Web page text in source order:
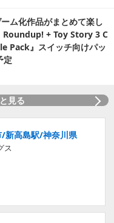
ム化作品がまとめて楽し
+ Toy Story 3 C
』スイッチ向けパッ
定
見る
新高島駅/神奈川県
ス